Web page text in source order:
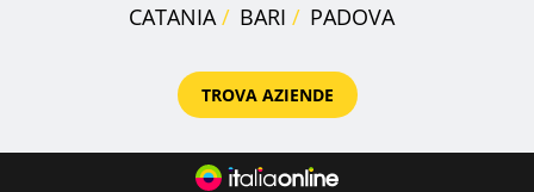
CATANIA
BARI PADOVA
TROVA AZIENDE